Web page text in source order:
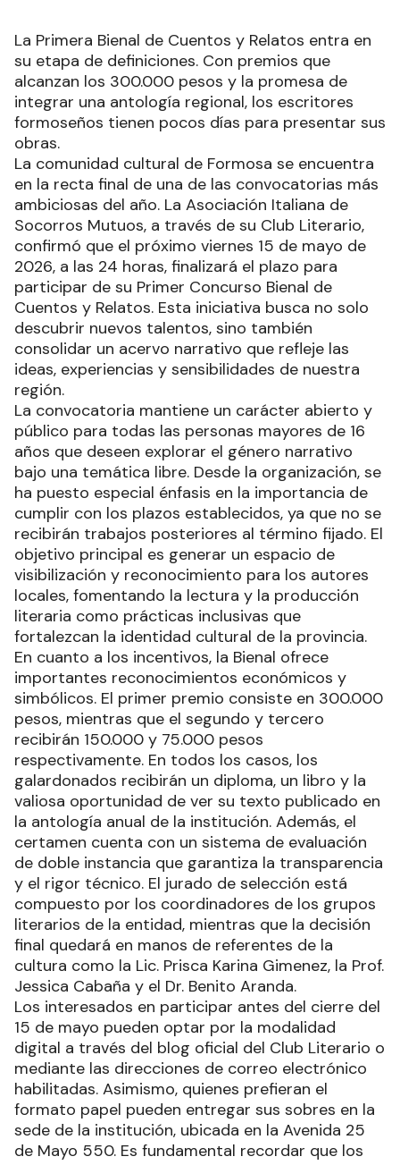
La Primera Bienal de Cuentos y Relatos entra en
su etapa de definiciones. Con premios que
alcanzan los 300.000 pesos y la promesa de
integrar una antología regional, los escritores
formoseños tienen pocos días para presentar sus
obras.
La comunidad cultural de Formosa se encuentra
en la recta final de una de las convocatorias más
ambiciosas del año. La Asociación Italiana de
Socorros Mutuos, a través de su Club Literario,
confirmó que el próximo viernes 15 de mayo de
2026, a las 24 horas, finalizará el plazo para
participar de su Primer Concurso Bienal de
Cuentos y Relatos. Esta iniciativa busca no solo
descubrir nuevos talentos, sino también
consolidar un acervo narrativo que refleje las
ideas, experiencias y sensibilidades de nuestra
región.
La convocatoria mantiene un carácter abierto y
público para todas las personas mayores de 16
años que deseen explorar el género narrativo
bajo una temática libre. Desde la organización, se
ha puesto especial énfasis en la importancia de
cumplir con los plazos establecidos, ya que no se
recibirán trabajos posteriores al término fijado. El
objetivo principal es generar un espacio de
visibilización y reconocimiento para los autores
locales, fomentando la lectura y la producción
literaria como prácticas inclusivas que
fortalezcan la identidad cultural de la provincia.
En cuanto a los incentivos, la Bienal ofrece
importantes reconocimientos económicos y
simbólicos. El primer premio consiste en 300.000
pesos, mientras que el segundo y tercero
recibirán 150.000 y 75.000 pesos
respectivamente. En todos los casos, los
galardonados recibirán un diploma, un libro y la
valiosa oportunidad de ver su texto publicado en
la antología anual de la institución. Además, el
certamen cuenta con un sistema de evaluación
de doble instancia que garantiza la transparencia
y el rigor técnico. El jurado de selección está
compuesto por los coordinadores de los grupos
literarios de la entidad, mientras que la decisión
final quedará en manos de referentes de la
cultura como la Lic. Prisca Karina Gimenez, la Prof.
Jessica Cabaña y el Dr. Benito Aranda.
Los interesados en participar antes del cierre del
15 de mayo pueden optar por la modalidad
digital a través del blog oficial del Club Literario o
mediante las direcciones de correo electrónico
habilitadas. Asimismo, quienes prefieran el